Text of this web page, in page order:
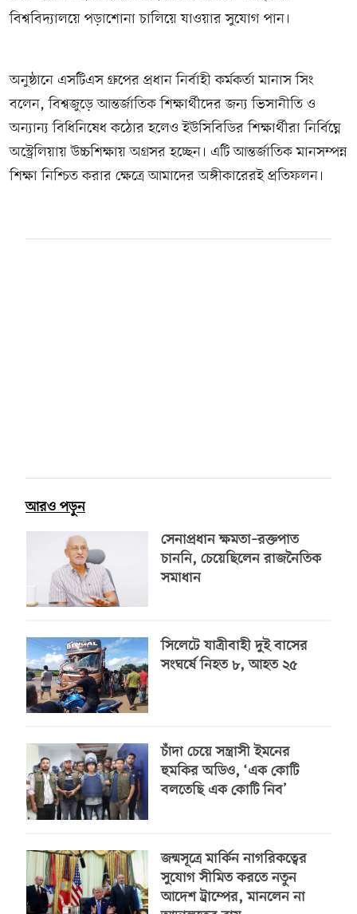
বিশ্ববিদ্যালয়ে পড়াশোনা চালিয়ে যাওয়ার সুযোগ পান।
অনুষ্ঠানে এসটিএস গ্রুপের প্রধান নির্বাহী কর্মকর্তা মানাস সিং
বলেন, বিশ্বজুড়ে আন্তর্জাতিক শিক্ষার্থীদের জন্য ভিসানীতি ও
অন্যান্য বিধিনিষেধ কঠোর হলেও ইউসিবিডির শিক্ষার্থীরা নির্বিঘ্নে
অস্ট্রেলিয়ায় উচ্চশিক্ষায় অগ্রসর হচ্ছেন। এটি আন্তর্জাতিক মানসম্পন্ন
শিক্ষা নিশ্চিত করার ক্ষেত্রে আমাদের অঙ্গীকারেরই প্রতিফলন।
আরও পড়ুন
সেনাপ্রধান ক্ষমতা–রক্তপাত
চাননি, চেয়েছিলেন রাজনৈতিক
সমাধান
সিলেটে যাত্রীবাহী দুই বাসের
সংঘর্ষে নিহত ৮, আহত ২৫
চাঁদা চেয়ে সন্ত্রাসী ইমনের
হুমকির অডিও, ‘এক কোটি
বলতেছি এক কোটি নিব’
জন্মসূত্রে মার্কিন নাগরিকত্বের
সুযোগ সীমিত করতে নতুন
আদেশ ট্রাম্পের, মানলেন না